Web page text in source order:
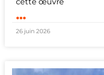
...
26 juin 2026